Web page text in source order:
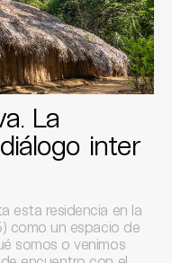
La
inter
esta residencia en la
como un espacio de
somos o venimos